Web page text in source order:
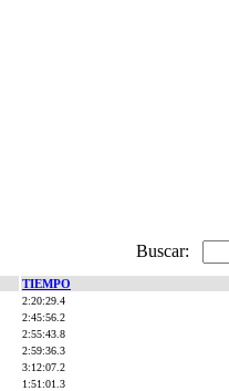
Buscar:
TIEMPO
2:20:29.4
2:45:56.2
2:55:43.8
2:59:36.3
3:12:07.2
1:51:01.3